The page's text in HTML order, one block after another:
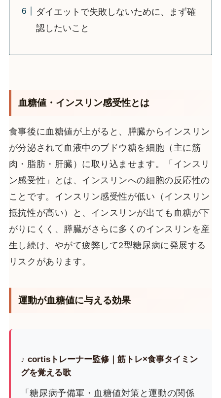
ダイエットで失敗しないために、まず確
認したいこと
血糖値・インスリン感受性とは
食事後に血糖値が上がると、膵臓からインスリン
が分泌されて血液中のブドウ糖を細胞（主に筋
肉・脂肪・肝臓）に取り込ませます。「インスリ
ン感受性」とは、インスリンへの細胞の反応性の
ことです。インスリン感受性が低い（インスリン
抵抗性が高い）と、インスリンが出ても血糖が下
がりにくく、膵臓がさらに多くのインスリンを産
生し続け、やがて疲弊して2型糖尿病に発展する
リスクがあります。
運動が血糖値に与える効果
♪ cortisトレーナー監修｜筋トレ×食事タイミン
グを覚える歌
「糖尿病予備軍・血糖値対策と運動の関係